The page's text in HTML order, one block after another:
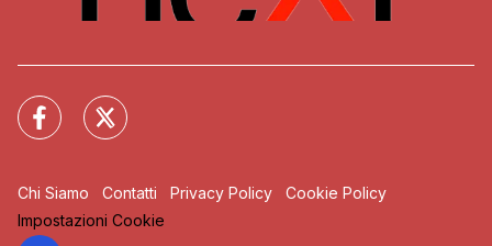
Chi Siamo Contatti Privacy Policy
Cookie Policy
Impostazioni Cookie